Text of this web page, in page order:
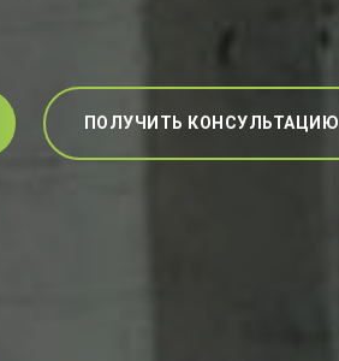
ПОЛУЧИТЬ КОНСУЛЬТАЦИЮ